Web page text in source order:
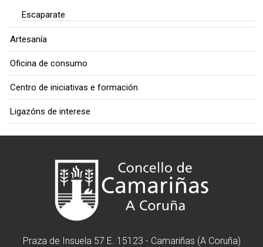
Escaparate
Artesanía
Oficina de consumo
Centro de iniciativas e formación
Ligazóns de interese
Praza de Insuela 57 E. 15123 - Camariñas (A Coruña)